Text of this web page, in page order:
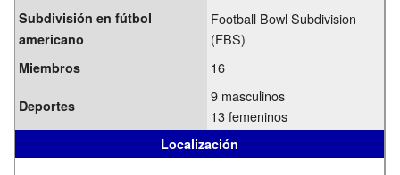
Subdivisión en fútbol
americano
Football Bowl Subdivision
(FBS)
Miembros 16
Deportes
9 masculinos
13 femeninos
Localización